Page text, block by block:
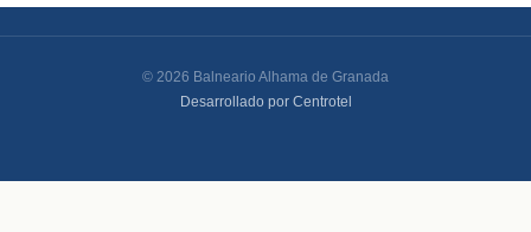
© 2026 Balneario Alhama de Granada
Desarrollado por Centrotel